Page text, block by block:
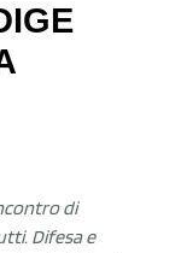
di
Difesa e